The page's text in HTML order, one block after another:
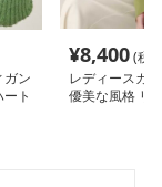
ガン
ト
¥8,400(税
レディースカ
優美な風格 リ